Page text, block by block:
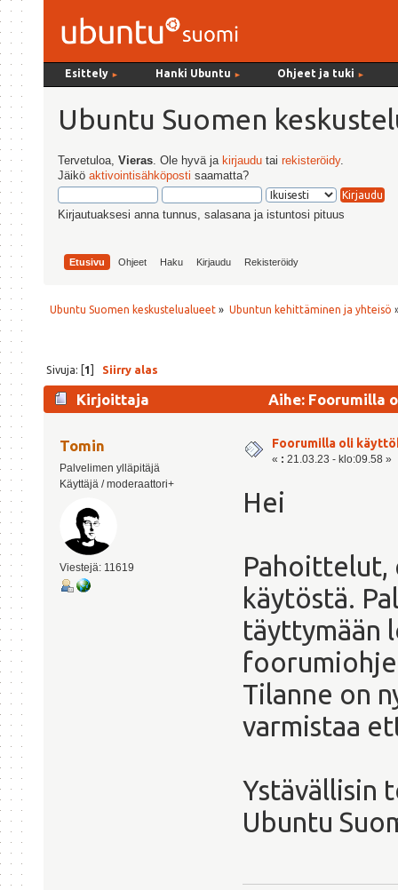
Esittely ► Hanki Ubuntu ► Ohjeet ja tuki ►
Ubuntu Suomen
Tervetuloa,Vieras . Ole hyvä ja kirjaudu tairekisteröidy.
Jäiköaktivointisähköposti saamatta?
Kirjautuaksesi anna tunnus, salasana ja istuntosi pituus
Etusivu Ohjeet Haku Kirjaudu Rekisteröidy
Ubuntu Suomen keskustelualueet » Ubuntun kehittäminen ja yhteisö
Sivuja: [1] Siirry alas
Kirjoittaja Aihe: Foorumilla
Tomin
Palvelimen ylläpitäjä
Käyttäjä / moderaattori+
Viestejä: 11619
Foorumilla oli
« : 21.03.23 - klo:09.58 »
Hei
Pahoittelut,
käytöstä.
täyttymään
Tilanne on
varmistaa
Ystävällisin
Ubuntu